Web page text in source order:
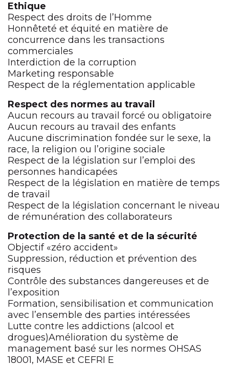
Ethique
Respect des droits de l’Homme
Honnêteté et équité en matière de
concurrence dans les transactions
commerciales
Interdiction de la corruption
Marketing responsable
Respect de la réglementation applicable
Respect des normes au travail
Aucun recours au travail forcé ou obligatoire
Aucun recours au travail des enfants
Aucune discrimination fondée sur le sexe, la
race, la religion ou l’origine sociale
Respect de la législation sur l’emploi des
personnes handicapées
Respect de la législation en matière de temps
de travail
Respect de la législation concernant le niveau
de rémunération des collaborateurs
Protection de la santé et de la sécurité
Objectif «zéro accident»
Suppression, réduction et prévention des
risques
Contrôle des substances dangereuses et de
l’exposition
Formation, sensibilisation et communication
avec l’ensemble des parties intéressées
Lutte contre les addictions (alcool et
drogues)Amélioration du système de
management basé sur les normes OHSAS
18001, MASE et CEFRI E